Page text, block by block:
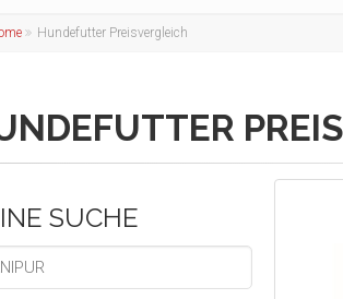
Hundefutter Preisvergleich
SUCHE